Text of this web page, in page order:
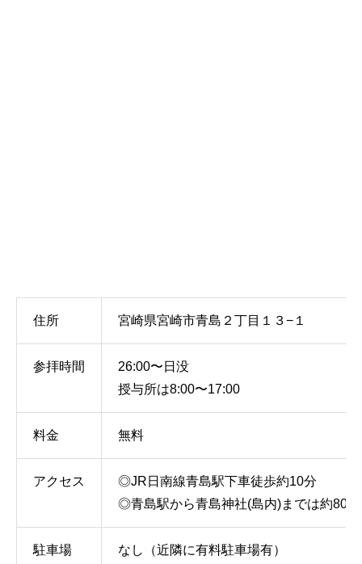
住所 宮崎県宮崎市青島２丁目１３−１
参拝時間
26:00〜日没
授与所は8:00〜17:00
料金 無料
アクセス
◎JR日南線青島駅下車徒歩約10分
◎青島駅から青島神社(島内)までは約
駐車場 なし（近隣に有料駐車場有）